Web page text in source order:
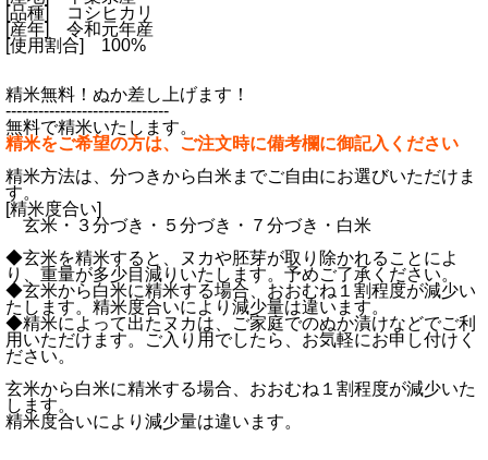
[品種] コシヒカリ
[産年] 令和元年産
[使用割合] 100%
精米無料！ぬか差し上げます！
------------------------------
無料で精米いたします。
精米をご希望の方は、ご注文時に備考欄に御記入ください
精米方法は、分つきから白米までご自由にお選びいただけま
す。
[精米度合い]
玄米・３分づき・５分づき・７分づき・白米
◆玄米を精米すると、ヌカや胚芽が取り除かれることによ
り、重量が多少目減りいたします。予めご了承ください。
◆玄米から白米に精米する場合、おおむね１割程度が減少い
たします。精米度合いにより減少量は違います。
◆精米によって出たヌカは、ご家庭でのぬか漬けなどでご利
用いただけます。ご入り用でしたら、お気軽にお申し付けく
ださい。
玄米から白米に精米する場合、おおむね１割程度が減少いた
します。
精米度合いにより減少量は違います。